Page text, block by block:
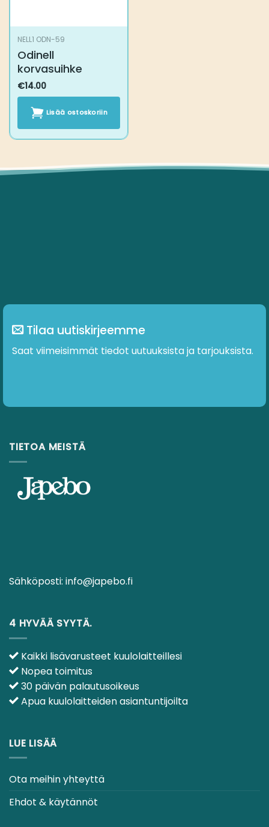
NELL1 ODN-59
Odinell korvasuihke
€14.00
Lisää ostoskoriin
Tilaa uutiskirjeemme
Saat viimeisimmät tiedot uutuuksista ja tarjouksista.
TIETOA MEISTÄ
Sähköposti:info@japebo.fi
4 HYVÄÄ SYYTÄ.
Kaikki lisävarusteet kuulolaitteillesi
Nopea toimitus
30 päivän palautusoikeus
Apua kuulolaitteiden asiantuntijoilta
LUE LISÄÄ
Ota meihin yhteyttä
Ehdot & käytännöt